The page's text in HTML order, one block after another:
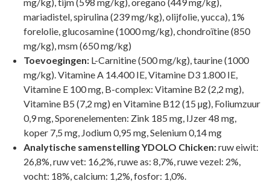
mariadistel, spirulina (239 mg/kg), olijfolie, yucca), 1%
forelolie, glucosamine (1000 mg/kg), chondroïtine (850
mg/kg), msm (650 mg/kg)
Toevoegingen: L-Carnitine (500 mg/kg), taurine (1000
mg/kg). Vitamine A 14.400 IE, Vitamine D3 1.800 IE,
Vitamine E 100 mg, B-complex: Vitamine B2 (2,2 mg),
Vitamine B5 (7,2 mg) en Vitamine B12 (15 µg), Foliumzuur
0,9 mg, Sporenelementen: Zink 185 mg, IJzer 48 mg,
koper 7,5 mg, Jodium 0,95 mg, Selenium 0,14 mg
Analytische samenstelling YDOLO Chicken:ruw eiwit:
26,8%, ruw vet: 16,2%, ruwe as: 8,7%, ruwe vezel: 2%,
vocht: 18%, calcium: 1,2%, fosfor: 1,0%.